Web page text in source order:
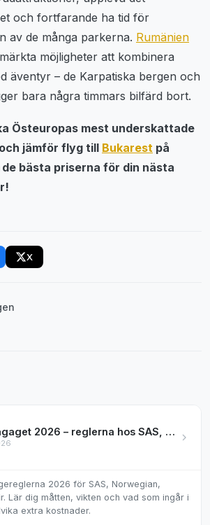
och fortfarande ha tid för
av de många parkerna. Rumänien
möjligheter att kombinera
äventyr – de Karpatiska bergen och
bara några timmars bilfärd bort.
Östeuropas mest underskattade
jämför flyg till Bukarest på
bästa priserna för din nästa
X
Handbagaget 2026 – reglerna hos SAS, Norwegian & mer
2026 för SAS, Norwegian,
Lär dig måtten, vikten och vad som ingår i
extra kostnader.